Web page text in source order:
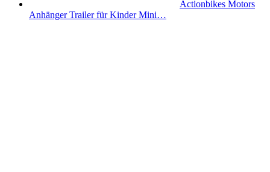
Actionbikes Motors
Anhänger Trailer für Kinder Mini…